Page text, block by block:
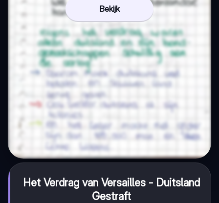
Bekijk
Het Verdrag van Versailles - Duitsland
Gestraft